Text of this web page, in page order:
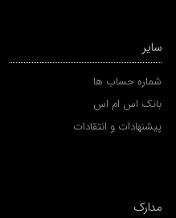
سایر
شماره حساب ها
بانک اس ام اس
پیشنهادات و انتقادات
مدارک